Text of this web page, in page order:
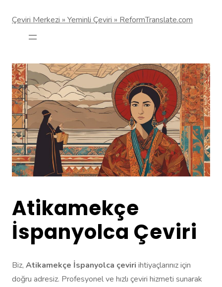
Çeviri Merkezi » Yeminli Çeviri » ReformTranslate.com
Atikamekçe
İspanyolca Çeviri
Biz, Atikamekçe İspanyolca çeviri ihtiyaçlarınız için
doğru adresiz. Profesyonel ve hızlı çeviri hizmeti sunarak